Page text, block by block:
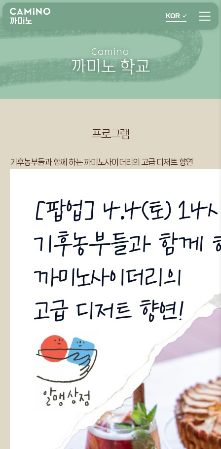
KOR
Camino
까미노 학교
프로그램
기후농부들과 함께 하는 까미노사이더리의 고급 디저트 향연